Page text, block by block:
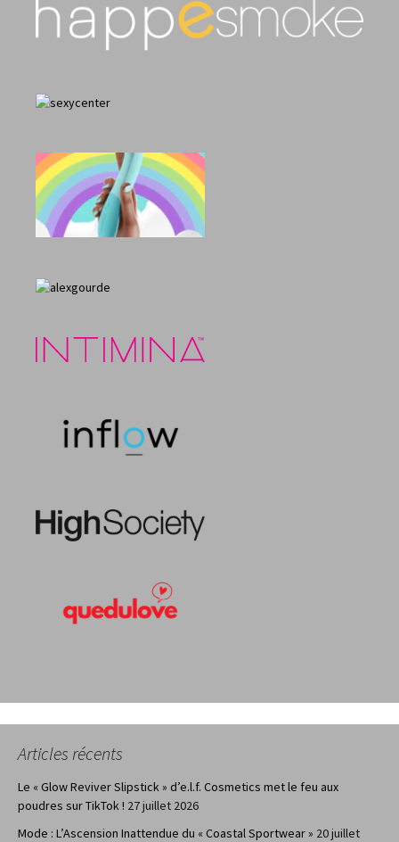
Articles récents
Le « Glow Reviver Slipstick » d’e.l.f. Cosmetics met le feu aux
poudres sur TikTok ! 27 juillet 2026
Mode : L’Ascension Inattendue du « Coastal Sportwear » 20 juillet